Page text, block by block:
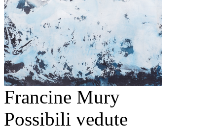
Francine Mury
Possibili vedute